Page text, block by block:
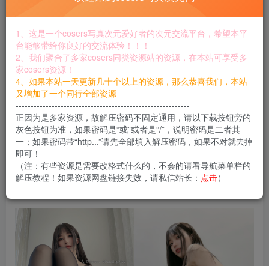
黄金会员免费 钻石会员 免费
立即购买
您当前未登录！建议登陆后购买，可保存购买订单
布丁大法，各种条件非常棒的妹子，也很有想法，
作品非常有特点质量很高。
1、这是一个cosers写真次元爱好者的次元交流平台，希望本平
台能够带给你良好的交流体验！！！
2、我们聚合了多家cosers同类资源站的资源，在本站可享受多
家cosers资源！
4、如果本站一天更新几十个以上的资源，那么恭喜我们，本站
又增加了一个同行全部资源
----------------------------------------------------------
正因为是多家资源，故解压密码不固定通用，请以下载按钮旁的
灰色按钮为准，如果密码是“或”或者是“/”，说明密码是二者其
一；如果密码带“http...”请先全部填入解压密码，如果不对就去掉
即可！
（注：有些资源是需要改格式什么的，不会的请看导航菜单栏的
解压教程！如果资源网盘链接失效，请私信站长： 点击）